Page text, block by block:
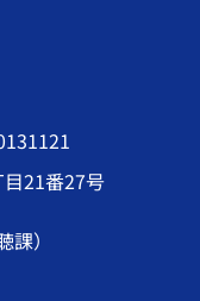
21番27号
）